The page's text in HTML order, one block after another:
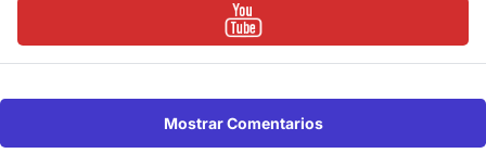
Mostrar Comentarios